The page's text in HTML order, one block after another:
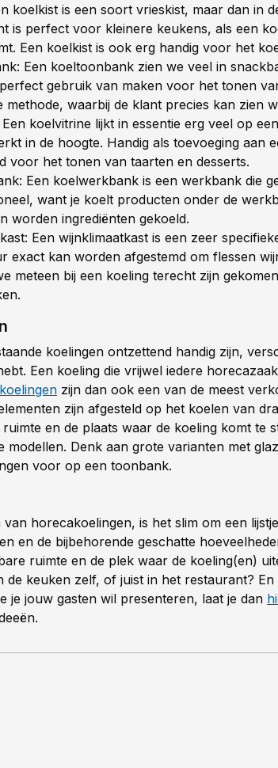
koelkist is een soort vrieskist, maar dan in
is perfect voor kleinere keukens, als een
Een koelkist is ook erg handig voor het
Een koeltoonbank zien we veel in
gebruik van maken voor het tonen
methode, waarbij de klant precies kan zien
Een koelvitrine lijkt in essentie erg veel op
in de hoogte. Handig als toevoeging aan
voor het tonen van taarten en desserts.
Een koelwerkbank is een werkbank die
want je koelt producten onder de
worden ingrediënten gekoeld.
Een wijnklimaatkast is een zeer
exact kan worden afgestemd om flessen
meteen bij een koeling terecht zijn
koelingen ontzettend handig zijn,
Een koeling die vrijwel iedere
zijn dan ook een van de meest
zijn afgesteld op het koelen van
en de plaats waar de koeling komt te
modellen. Denk aan grote varianten met
voor op een toonbank.
van horecakoelingen, is het slim om een
en de bijbehorende geschatte
ruimte en de plek waar de koeling(en)
de keuken zelf, of juist in het restaurant?
je jouw gasten wil presenteren, laat je dan